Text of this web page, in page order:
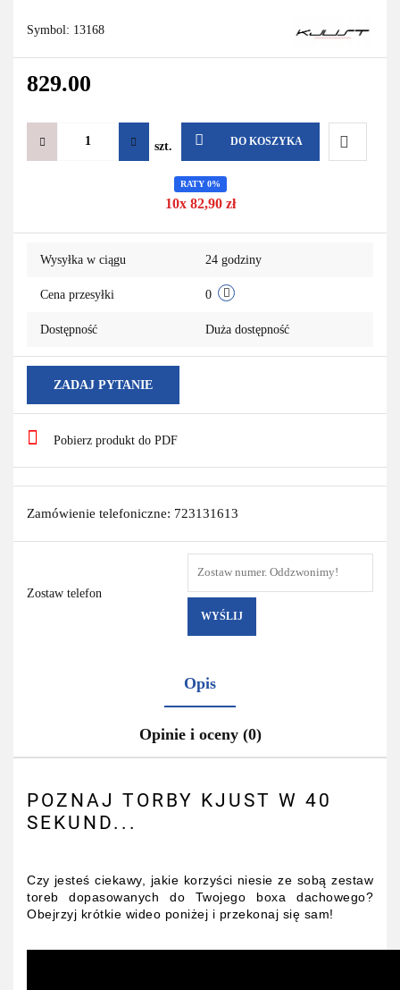
Symbol: 13168
829.00
szt. DO KOSZYKA
RATY 0%
10x 82,90 zł
Wysyłka w ciągu 24 godziny
Cena przesyłki 0
Dostępność Duża dostępność
ZADAJ PYTANIE
Pobierz produkt do PDF
Zamówienie telefoniczne: 723131613
Zostaw telefon
WYŚLIJ
Opis
Opinie i oceny (0)
POZNAJ TORBY KJUST W 40
SEKUND...
Czy jesteś ciekawy, jakie korzyści niesie ze sobą zestaw
toreb dopasowanych do Twojego boxa dachowego?
Obejrzyj krótkie wideo poniżej i przekonaj się sam!